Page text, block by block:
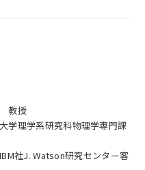
教授
学理学系研究科物理学専門課
社J. Watson研究センター客